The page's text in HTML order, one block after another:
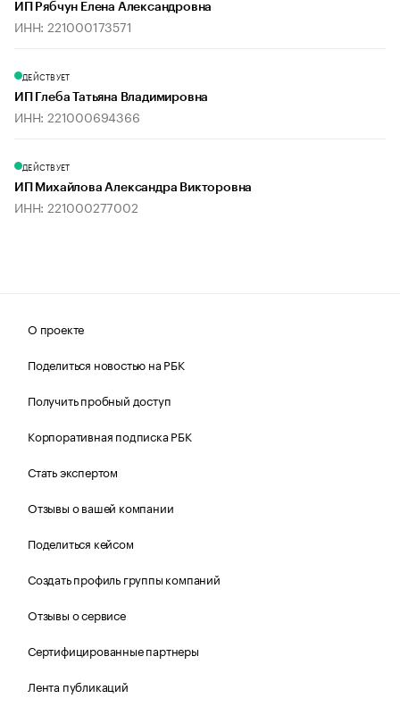
ИП Рябчун Елена Александровна
ИНН: 221000173571
ДЕЙСТВУЕТ
ИП Глеба Татьяна Владимировна
ИНН: 221000694366
ДЕЙСТВУЕТ
ИП Михайлова Александра Викторовна
ИНН: 221000277002
О проекте
Поделиться новостью на РБК
Получить пробный доступ
Корпоративная подписка РБК
Стать экспертом
Отзывы о вашей компании
Поделиться кейсом
Создать профиль группы компаний
Отзывы о сервисе
Сертифицированные партнеры
Лента публикаций